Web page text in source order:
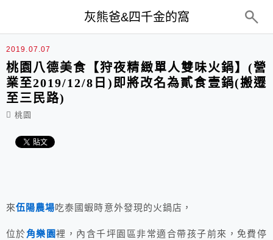
灰熊爸&四千金的窩
2019.07.07
桃園八德美食【狩夜精緻單人雙味火鍋】(營
業至2019/12/8日)即將改名為貳食壹鍋(搬遷
至三民路)
桃園
來伍陽農場吃泰國蝦時意外發現的火鍋店，
位於角樂園裡，內含千坪園區非常適合帶孩子前來，免費停